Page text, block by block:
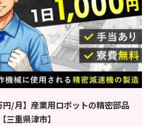
円/月】産業用ロボットの精密部品
三重県津市】